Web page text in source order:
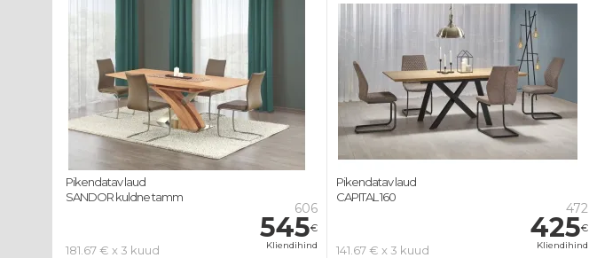
606
545€
Kliendihind
181.67 € x 3 kuud
Pikendatav laud
SANDOR kuldne tamm
472
425€
Kliendihind
141.67 € x 3 kuud
Pikendatav laud
CAPITAL 160